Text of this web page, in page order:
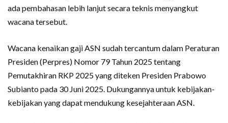
ada pembahasan lebih lanjut secara teknis menyangkut
wacana tersebut.
Wacana kenaikan gaji ASN sudah tercantum dalam Peraturan
Presiden (Perpres) Nomor 79 Tahun 2025 tentang
Pemutakhiran RKP 2025 yang diteken Presiden Prabowo
Subianto pada 30 Juni 2025. Dukungannya untuk kebijakan-
kebijakan yang dapat mendukung kesejahteraan ASN.